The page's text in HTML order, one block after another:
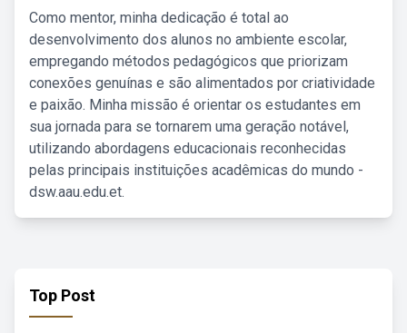
Como mentor, minha dedicação é total ao
desenvolvimento dos alunos no ambiente escolar,
empregando métodos pedagógicos que priorizam
conexões genuínas e são alimentados por criatividade
e paixão. Minha missão é orientar os estudantes em
sua jornada para se tornarem uma geração notável,
utilizando abordagens educacionais reconhecidas
pelas principais instituições acadêmicas do mundo -
dsw.aau.edu.et.
Top Post